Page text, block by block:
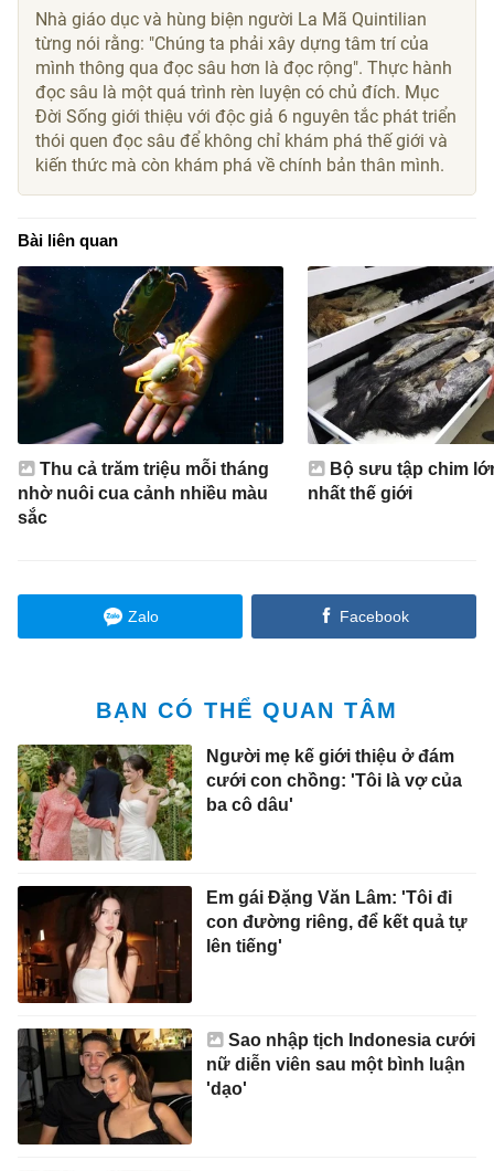
Nhà giáo dục và hùng biện người La Mã Quintilian
từng nói rằng: "Chúng ta phải xây dựng tâm trí của
mình thông qua đọc sâu hơn là đọc rộng". Thực hành
đọc sâu là một quá trình rèn luyện có chủ đích. Mục
Đời Sống giới thiệu với độc giả 6 nguyên tắc phát triển
thói quen đọc sâu để không chỉ khám phá thế giới và
kiến ​​thức mà còn khám phá về chính bản thân mình.
Bài liên quan
Thu cả trăm triệu mỗi tháng
nhờ nuôi cua cảnh nhiều màu
sắc
Bộ sưu tập chim
nhất thế giới
Zalo Facebook
BẠN CÓ THỂ QUAN TÂM
Người mẹ kế giới thiệu ở đám
cưới con chồng: 'Tôi là vợ của
ba cô dâu'
Em gái Đặng Văn Lâm: 'Tôi đi
con đường riêng, để kết quả tự
lên tiếng'
Sao nhập tịch Indonesia cưới
nữ diễn viên sau một bình luận
'dạo'